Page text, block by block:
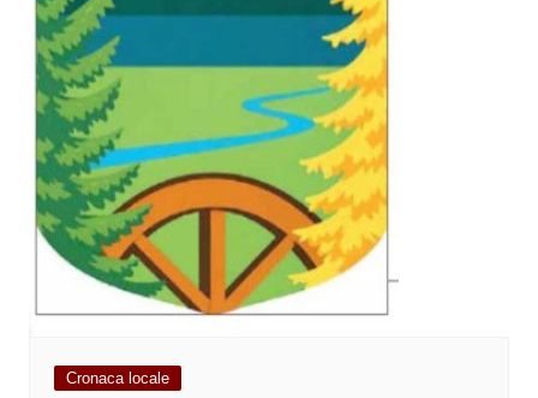
Cronaca locale